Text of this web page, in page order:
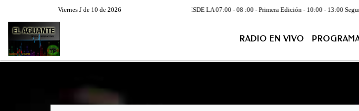
Viernes J de 10 de 2026
AGUANTE XXIV TEMPORADA DE LUNES A VIERNES DESDE LA 07:00 - 08 :00 - Primera Edición - 10:00 - 13:00 Segunda
PROGRAMACIÓN FOTOS ARCHIVO
RADIO EN VIVO